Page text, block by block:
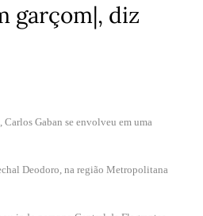
garçom|, diz
Gaban se envolveu em uma
Deodoro, na região Metropolitana